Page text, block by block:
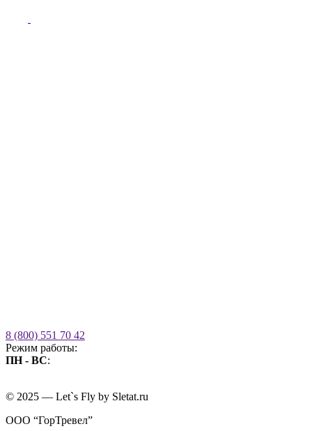
8 (800) 551 70 42
Режим работы:
ПН - ВС:
© 2025 — Let`s Fly by Sletat.ru
ООО “ГорТревел”